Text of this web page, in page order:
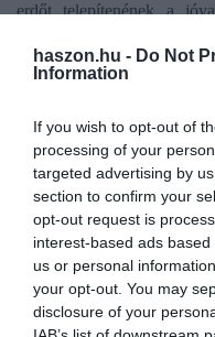
haszon.hu - Do Not
Information
If you wish to opt-out of
processing of your
targeted advertising by
section to confirm your
opt-out request is
interest-based ads
us or personal
your opt-out. You may
disclosure of your
erdőt telepítenének a
magyarország